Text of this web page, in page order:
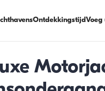
OntdekkingstijdVoeg